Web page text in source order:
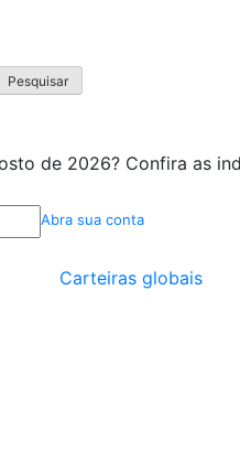
de 2026? Confira as
Abra sua conta
Carteiras globais